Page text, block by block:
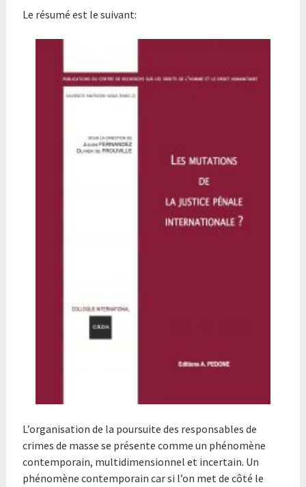
Le résumé est le suivant:
L’organisation de la poursuite des responsables de
crimes de masse se présente comme un phénomène
contemporain, multidimensionnel et incertain. Un
phénomène contemporain car si l’on met de côté le